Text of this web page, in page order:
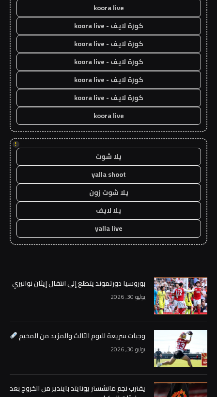
koora live
كورة لايف - koora live
كورة لايف - koora live
كورة لايف - koora live
كورة لايف - koora live
كورة لايف - koora live
koora live
!
يلا شوت
yalla shoot
يلا شوت زون
يلا لايف
yalla live
بوروسيا دورتموند يتطلع إلى انتقال إيثان نوانيري
يوليو 30, 2026
وجبات سريعة لليوم الثالث والمزيد من المخيم
يوليو 30, 2026
يقترب نجم مانشستر يونايتد بايندير من الخروج بعد